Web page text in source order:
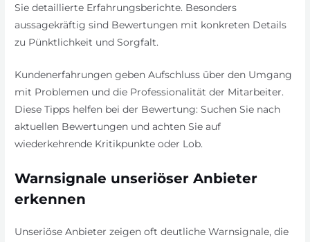
Sie detaillierte Erfahrungsberichte. Besonders
aussagekräftig sind Bewertungen mit konkreten Details
zu Pünktlichkeit und Sorgfalt.
Kundenerfahrungen geben Aufschluss über den Umgang
mit Problemen und die Professionalität der Mitarbeiter.
Diese Tipps helfen bei der Bewertung: Suchen Sie nach
aktuellen Bewertungen und achten Sie auf
wiederkehrende Kritikpunkte oder Lob.
Warnsignale unseriöser Anbieter
erkennen
Unseriöse Anbieter zeigen oft deutliche Warnsignale, die